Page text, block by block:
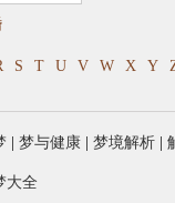
S T U V W X Y
梦与健康 梦境解析
大全